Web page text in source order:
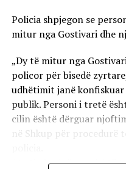
Policia shpjegon se
mitur nga Gostivari dhe
„Dy të mitur nga
policor për bisedë
udhëtimit janë
publik. Personi i tretë
cilin është dërguar
në Shkup për procedurë
Ata theksojnë se ndaj të